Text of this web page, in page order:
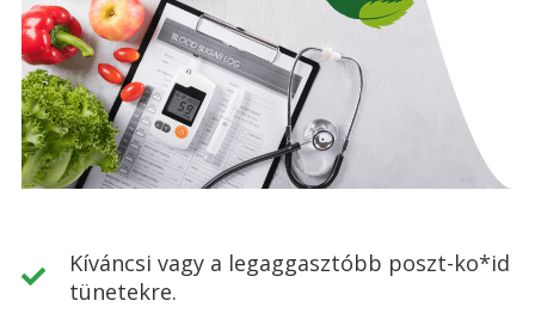
Kíváncsi vagy a legaggasztóbb poszt-ko*id
tünetekre.